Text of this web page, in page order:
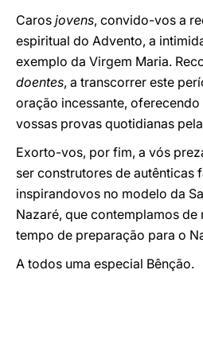
Caros jovens, convido-vos a
espiritual do Advento, a
exemplo da Virgem Maria.
doentes, a transcorrer este
oração incessante,
vossas provas quotidianas
Exorto-vos, por fim, a vós
ser construtores de autênticas
inspirandovos no modelo da
Nazaré, que contemplamos
tempo de preparação para o
A todos uma especial Bênção.